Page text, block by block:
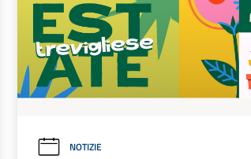
NOTIZIE